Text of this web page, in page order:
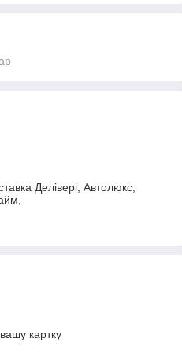
Делівері, Автолюкс,
картку